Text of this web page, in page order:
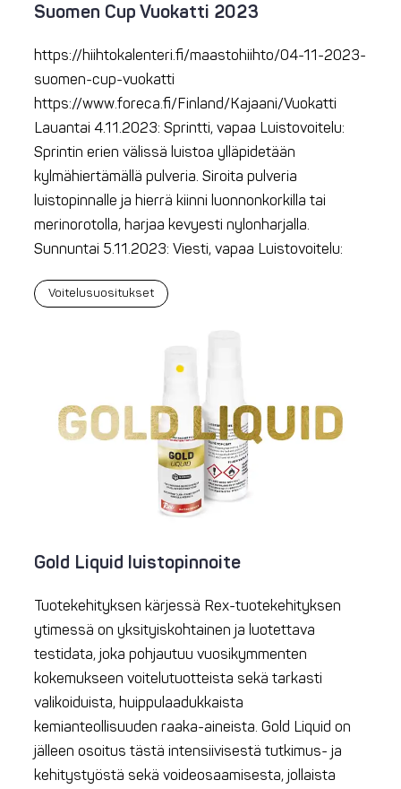
Suomen Cup Vuokatti 2023
https://hiihtokalenteri.fi/maastohiihto/04-11-2023-
suomen-cup-vuokatti
https://www.foreca.fi/Finland/Kajaani/Vuokatti
Lauantai 4.11.2023: Sprintti, vapaa Luistovoitelu:
Sprintin erien välissä luistoa ylläpidetään
kylmähiertämällä pulveria. Siroita pulveria
luistopinnalle ja hierrä kiinni luonnonkorkilla tai
merinorotolla, harjaa kevyesti nylonharjalla.
Sunnuntai 5.11.2023: Viesti, vapaa Luistovoitelu:
Voitelusuositukset
Gold Liquid luistopinnoite
Tuotekehityksen kärjessä Rex-tuotekehityksen
ytimessä on yksityiskohtainen ja luotettava
testidata, joka pohjautuu vuosikymmenten
kokemukseen voitelutuotteista sekä tarkasti
valikoiduista, huippulaadukkaista
kemianteollisuuden raaka-aineista. Gold Liquid on
jälleen osoitus tästä intensiivisestä tutkimus- ja
kehitystyöstä sekä voideosaamisesta, jollaista